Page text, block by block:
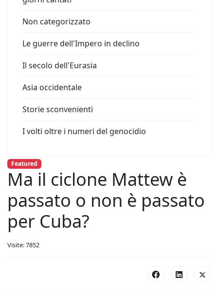
Non categorizzato
Le guerre dell'Impero in declino
Il secolo dell'Eurasia
Asia occidentale
Storie sconvenienti
I volti oltre i numeri del genocidio
Featured
Ma il ciclone Mattew è
passato o non è passato
per Cuba?
Visite: 7852